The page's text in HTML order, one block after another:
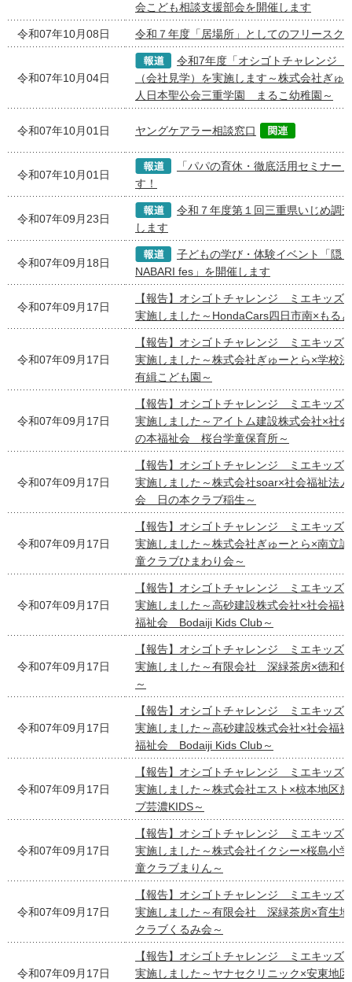
会こども相談支援部会を開催します
令和07年10月08日 令和７年度「居場所」としてのフリースク
令和07年10月04日
令和7年度「オシゴトチャレンジ
（会社見学）を実施します～株式会社ぎゅ
人日本聖公会三重学園 まるこ幼稚園～
令和07年10月01日 ヤングケアラー相談窓口
令和07年10月01日
「パパの育休・徹底活用セミナー
す！
令和07年09月23日
令和７年度第１回三重県いじめ調
します
令和07年09月18日
子どもの学び・体験イベント「隠
NABARI fes」を開催します
令和07年09月17日
【報告】オシゴトチャレンジ ミエキッズ
実施しました～HondaCars四日市南×もる
令和07年09月17日
【報告】オシゴトチャレンジ ミエキッズ
実施しました～株式会社ぎゅーとら×学校
有緝こども園～
令和07年09月17日
【報告】オシゴトチャレンジ ミエキッズ
実施しました～アイトム建設株式会社×社
の本福祉会 桜台学童保育所～
令和07年09月17日
【報告】オシゴトチャレンジ ミエキッズ
実施しました～株式会社soar×社会福祉法
会 日の本クラブ稲生～
令和07年09月17日
【報告】オシゴトチャレンジ ミエキッズ
実施しました～株式会社ぎゅーとら×南立
童クラブひまわり会～
令和07年09月17日
【報告】オシゴトチャレンジ ミエキッズ
実施しました～高砂建設株式会社×社会福
福祉会 Bodaiji Kids Club～
令和07年09月17日
【報告】オシゴトチャレンジ ミエキッズ
実施しました～有限会社 深緑茶房×徳和住
～
令和07年09月17日
【報告】オシゴトチャレンジ ミエキッズ
実施しました～高砂建設株式会社×社会福
福祉会 Bodaiji Kids Club～
令和07年09月17日
【報告】オシゴトチャレンジ ミエキッズ
実施しました～株式会社エスト×椋本地区
ブ芸濃KIDS～
令和07年09月17日
【報告】オシゴトチャレンジ ミエキッズ
実施しました～株式会社イクシー×桜島小
童クラブまりん～
令和07年09月17日
【報告】オシゴトチャレンジ ミエキッズ
実施しました～有限会社 深緑茶房×育生地
クラブくるみ会～
令和07年09月17日
【報告】オシゴトチャレンジ ミエキッズ
実施しました～ヤナセクリニック×安東地